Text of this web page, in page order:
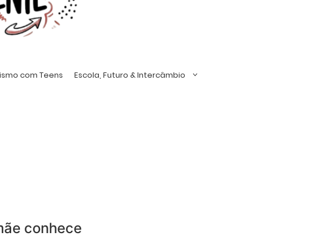
com Teens Escola, Futuro & Intercâmbio
conhece